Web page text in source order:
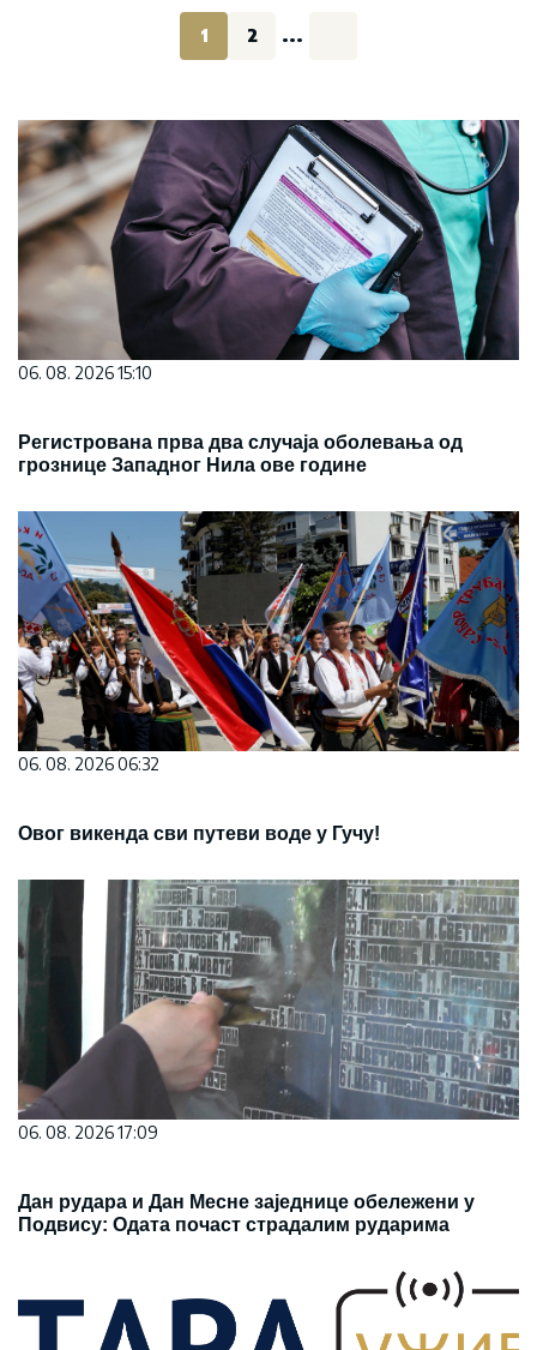
1 2 ...
06. 08. 2026 15:10
Регистрована прва два случаја оболевања од
грознице Западног Нила ове године
06. 08. 2026 06:32
Овог викенда сви путеви воде у Гучу!
06. 08. 2026 17:09
Дан рудара и Дан Месне заједнице обележени у
Подвису: Одата почаст страдалим рударима